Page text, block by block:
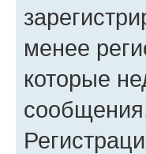
менее
которые